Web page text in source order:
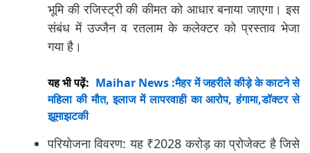
भूमि की रजिस्ट्री की कीमत को आधार बनाया जाएगा। इस
संबंध में उज्जैन व रतलाम के कलेक्टर को प्रस्ताव भेजा
गया है।
यह भी पढ़ें: Maihar News :मैहर में जहरीले कीड़े के काटने से
महिला की मौत, इलाज में लापरवाही का आरोप, हंगामा,डॉक्टर से
झूमाझटकी
परियोजना विवरण: यह ₹2028 करोड़ का प्रोजेक्ट है जिसे